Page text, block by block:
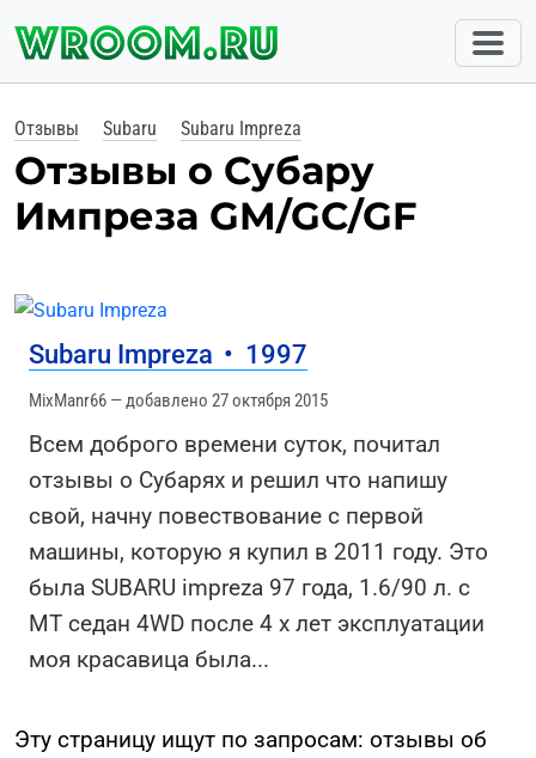
Отзывы Subaru Subaru Impreza
Отзывы о Субару
Импреза GM/GC/GF
Subaru Impreza • 1997
MixManr66 — добавлено 27 октября 2015
Всем доброго времени суток, почитал
отзывы о Субарях и решил что напишу
свой, начну повествование с первой
машины, которую я купил в 2011 году. Это
была SUBARU impreza 97 года, 1.6/90 л. с
МТ седан 4WD после 4 х лет эксплуатации
моя красавица была...
Эту страницу ищут по запросам: отзывы об